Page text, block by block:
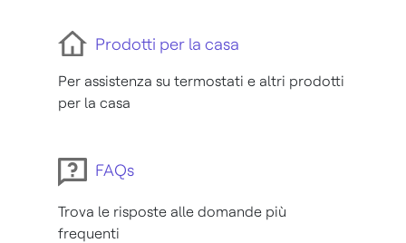
Prodotti per la casa
Per assistenza su termostati e altri prodotti
per la casa
FAQs
Trova le risposte alle domande più
frequenti